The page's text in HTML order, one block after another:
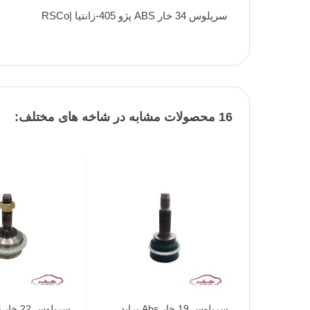
سرپلوس 34 خار ABS پژو 405-زانتیا |RSCo
16 محصولات مشابه در شاخه های مختلف:
افزودن به محبوب‌ها افزودن